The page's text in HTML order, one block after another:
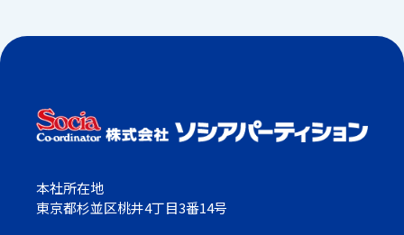
本社所在地
東京都杉並区桃井4丁目3番14号